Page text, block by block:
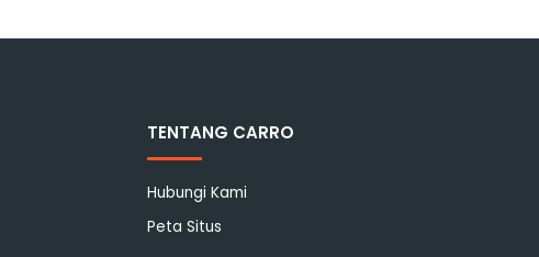
TENTANG CARRO
Hubungi Kami
Peta Situs